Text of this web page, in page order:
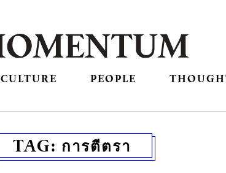
CULTURE PEOPLE
TAG: การตีตรา